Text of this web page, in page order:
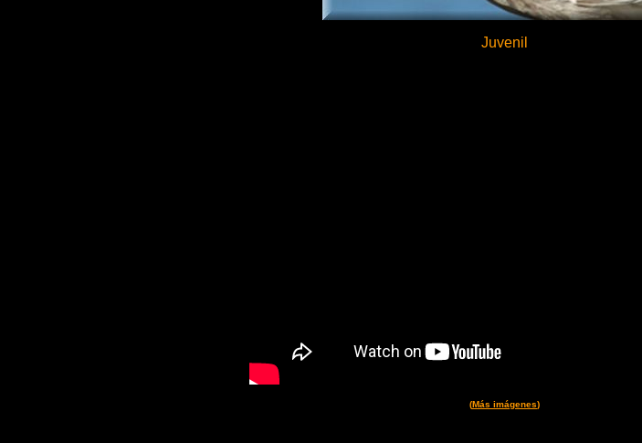
Juvenil
(Más imágenes)